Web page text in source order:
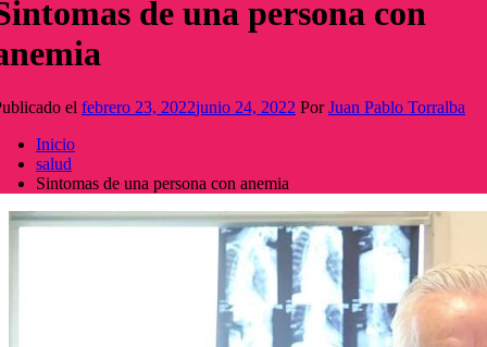
de una persona con
el febrero 23, 2022junio 24, 2022 PorJuan Pablo Torralba
Inicio
salud
Sintomas de una persona con anemia